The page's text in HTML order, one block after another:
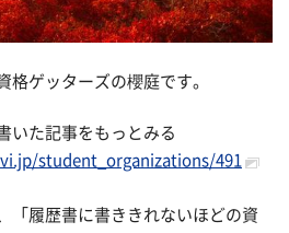
格ゲッターズの櫻庭です。
いた記事をもっとみる
student_organizations/491
「履歴書に書ききれないほどの資